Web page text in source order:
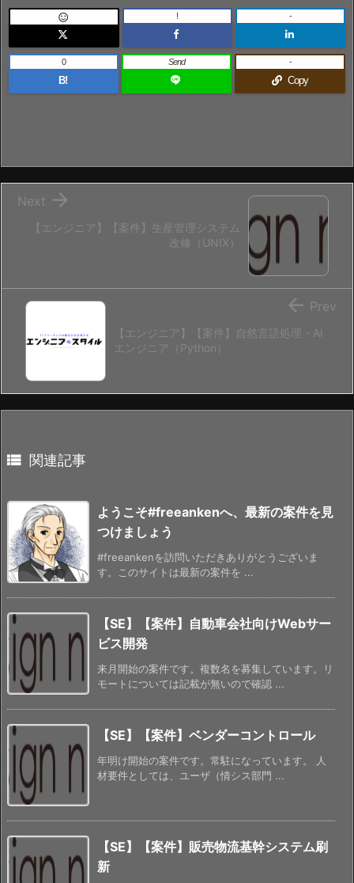
 ! -
B!
0 Send
Copy
-
【エンジニア】【案件】生産管理システム
改修（UNIX）

Next
【エンジニア】【案件】自然言語処理・AI
エンジニア（Python）
 Prev
 関連記事
ようこそ#freeankenへ、最新の案件を見
つけましょう
#freeankenを訪問いただきありがとうございま
す。このサイトは最新の案件を ...
【SE】【案件】自動車会社向けWebサー
ビス開発
来月開始の案件です。複数名を募集しています。リ
モートについては記載が無いので確認 ...
【SE】【案件】ベンダーコントロール
年明け開始の案件です。常駐になっています。 人
材要件としては、ユーザ（情シス部門 ...
【SE】【案件】販売物流基幹システム刷
新